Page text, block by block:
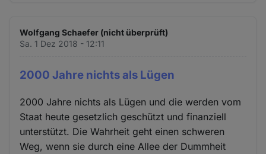
Wolfgang Schaefer (nicht überprüft)
Sa. 1 Dez 2018 - 12:11
2000 Jahre nichts als Lügen
2000 Jahre nichts als Lügen und die werden vom
Staat heute gesetzlich geschützt und finanziell
unterstützt. Die Wahrheit geht einen schweren
Weg, wenn sie durch eine Allee der Dummheit